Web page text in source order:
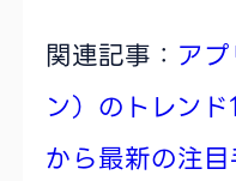
関連記事： ア
ン）のトレン
から最新の注